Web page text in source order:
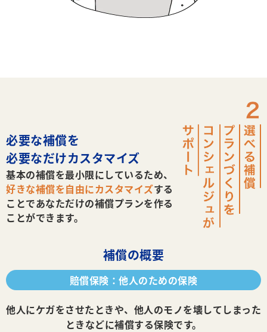
必要な補償を
必要なだけカスタマイズ
基本の補償を最小限にしているため、
好きな補償を自由にカスタマイズする
ことであなただけの補償プランを作る
ことができます。
補償の概要
賠償保険：他人のための保険
他人にケガをさせたときや、他人のモノを壊してしまった
ときなどに補償する保険です。